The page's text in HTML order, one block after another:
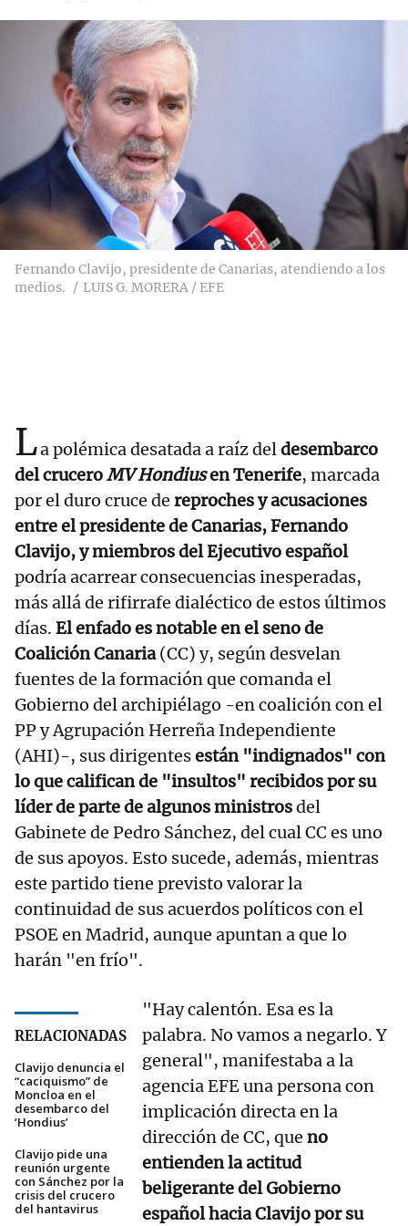
Fernando Clavijo, presidente de Canarias, atendiendo a los
medios.
LUIS G. MORERA / EFE
La polémica desatada a raíz deldesembarco
del cruceroMV Hondiusen Tenerife, marcada
por el duro cruce de reproches y acusaciones
entre el presidente de Canarias, Fernando
Clavijo, y miembros del Ejecutivo español
podría acarrear consecuencias inesperadas,
más allá de rifirrafe dialéctico de estos últimos
días. El enfado es notable en el seno de
Coalición Canaria(CC) y, según desvelan
fuentes de la formación que comanda el
Gobierno del archipiélago -en coalición con el
PP y Agrupación Herreña Independiente
(AHI)-, sus dirigentesestán "indignados" con
lo que califican de "insultos" recibidos por su
líder de parte de algunos ministrosdel
Gabinete de Pedro Sánchez, del cual CC es uno
de sus apoyos. Esto sucede, además, mientras
este partido tiene previsto valorar la
continuidad de sus acuerdos políticos con el
PSOE en Madrid, aunque apuntan a que lo
harán "en frío".
RELACIONADAS
Clavijo denuncia el
“caciquismo” de
Moncloa en el
desembarco del
‘Hondius’
Clavijo pide una
reunión urgente
con Sánchez por la
crisis del crucero
del hantavirus
"Hay calentón. Esa es la
palabra. No vamos a negarlo. Y
general", manifestaba a la
agencia EFE una persona con
implicación directa en la
dirección de CC, que no
entienden la actitud
beligerante del Gobierno
español hacia Clavijo por su